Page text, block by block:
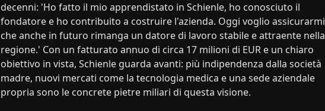
decenni: 'Ho fatto il mio apprendistato in Schienle, ho conosciuto il
fondatore e ho contribuito a costruire l'azienda. Oggi voglio assicurarmi
che anche in futuro rimanga un datore di lavoro stabile e attraente nella
regione.' Con un fatturato annuo di circa 17 milioni di EUR e un chiaro
obiettivo in vista, Schienle guarda avanti: più indipendenza dalla società
madre, nuovi mercati come la tecnologia medica e una sede aziendale
propria sono le concrete pietre miliari di questa visione.